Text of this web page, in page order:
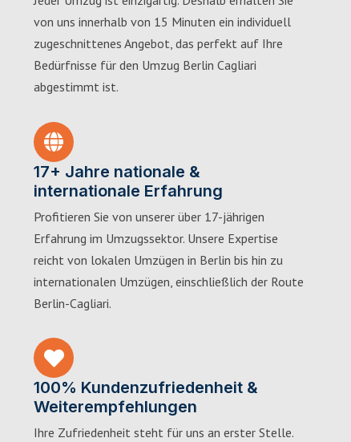
von uns innerhalb von 15 Minuten ein individuell
zugeschnittenes Angebot, das perfekt auf Ihre
Bedürfnisse für den Umzug Berlin Cagliari
abgestimmt ist.
17+ Jahre nationale &
internationale Erfahrung
Profitieren Sie von unserer über 17-jährigen
Erfahrung im Umzugssektor. Unsere Expertise
reicht von lokalen Umzügen in Berlin bis hin zu
internationalen Umzügen, einschließlich der Route
Berlin-Cagliari.
100% Kundenzufriedenheit &
Weiterempfehlungen
Ihre Zufriedenheit steht für uns an erster Stelle.